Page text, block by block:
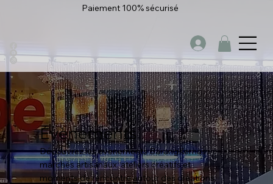
Paiement 100% sécurisé
Évènements
Découvrez les évènements BarangKemas :
marchés artisanaux, ateliers créatifs et
moments de rencontre autour des créations.